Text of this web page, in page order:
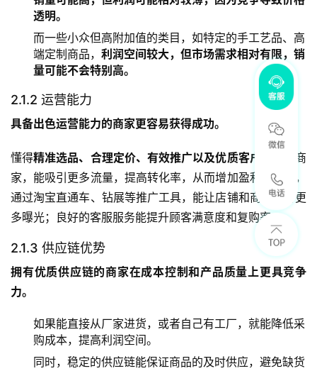
透明。
而一些小众但高附加值的类目，如特定的手工艺品、高
端定制商品， 利润空间较大，但市场需求相对有限，销
量可能不会特别高。
2.1.2 运营能力
具备出色运营能力的商家更容易获得成功。
懂得精准选品、合理定价、有效推广以及优质客户服务
的商
家，能吸引更多流量，提高转化率，从而增加盈利。例如，
通过淘宝直通车、钻展等推广工具，能让店铺和商品获得更
多曝光；良好的客服服务能提升顾客满意度和复购率。
2.1.3 供应链优势
拥有优质供应链的商家在成本控制和产品质量上更具竞争
力。
如果能直接从厂家进货，或者自己有工厂，就能降低采
购成本，提高利润空间。
同时，稳定的供应链能保证商品的及时供应，避免缺货